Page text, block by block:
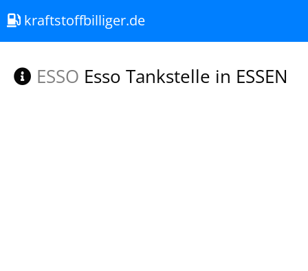
kraftstoffbilliger.de
ESSO Esso Tankstelle in ESSEN